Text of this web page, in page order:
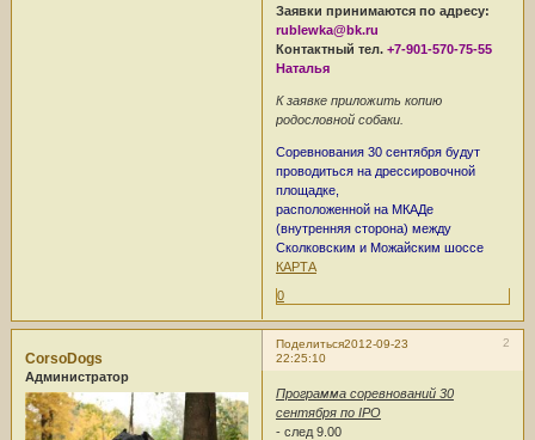
Заявки принимаются по адресу:
rublewka@bk.ru
Контактный тел. +7-901-570-75-55
Наталья
К заявке приложить копию
родословной собаки.
Соревнования 30 сентября будут
проводиться на дрессировочной
площадке,
расположенной на МКАДе
(внутренняя сторона) между
Сколковским и Можайским шоссе
КАРТА
0
Поделиться 2
2012-09-23
22:25:10
CorsoDogs
Администратор
Программа соревнований 30
сентября по IPO
- след 9.00